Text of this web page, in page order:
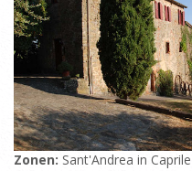
Zonen: Sant'Andrea in